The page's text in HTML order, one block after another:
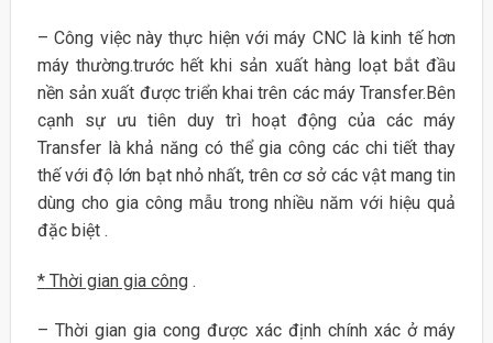
– Công việc này thực hiện với máy CNC là kinh tế hơn
máy thường.trước hết khi sản xuất hàng loạt bắt đầu
nền sản xuất được triển khai trên các máy Transfer.Bên
cạnh sự ưu tiên duy trì hoạt động của các máy
Transfer là khả năng có thể gia công các chi tiết thay
thế với độ lớn bạt nhỏ nhất, trên cơ sở các vật mang tin
dùng cho gia công mẫu trong nhiều năm với hiệu quả
đặc biệt .
*Thời gian gia công.
– Thời gian gia cong được xác định chính xác ở máy